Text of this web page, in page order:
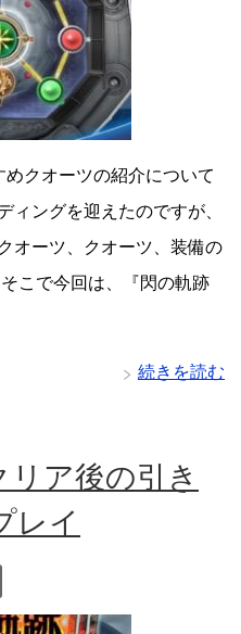
クオーツの紹介について
ィングを迎えたのですが、
オーツ、クオーツ、装備の
こで今回は、『閃の軌跡
続きを読む
リア後の引き
レイ